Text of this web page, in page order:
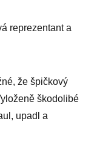
reprezentant a
že špičkový
škodolibé
upadl a